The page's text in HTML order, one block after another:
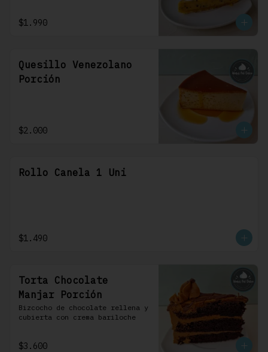
$1.990
Quesillo Venezolano
Porción
$2.000
Rollo Canela 1 Uni
$1.490
Torta Chocolate
Manjar Porción
Bizcocho de chocolate rellena y
cubierta con crema bariloche
$3.600